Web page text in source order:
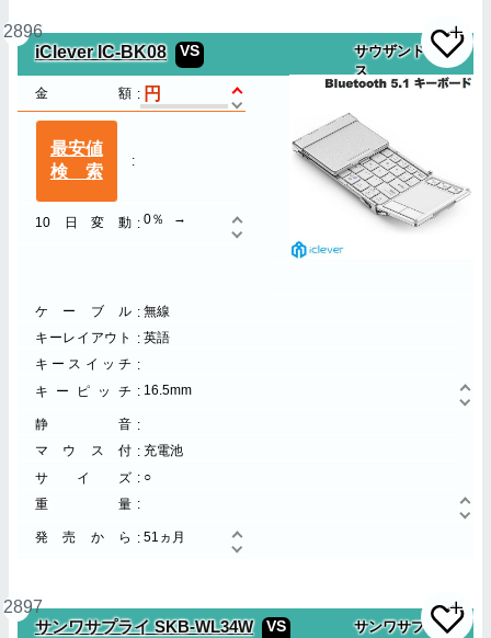
2896
iClever IC-BK08 VS
サウザンドショア
ス
金額
最安値
検索
10日変動 0％
ケーブル
無線
キーレイアウト
英語
キースイッチ
キーピッチ
16.5mm
静音
マウス付
充電池
サイズ
○
重量
発売から 51ヵ月
2897
サンワサプライ SKB-WL34W VS サンワサプライ